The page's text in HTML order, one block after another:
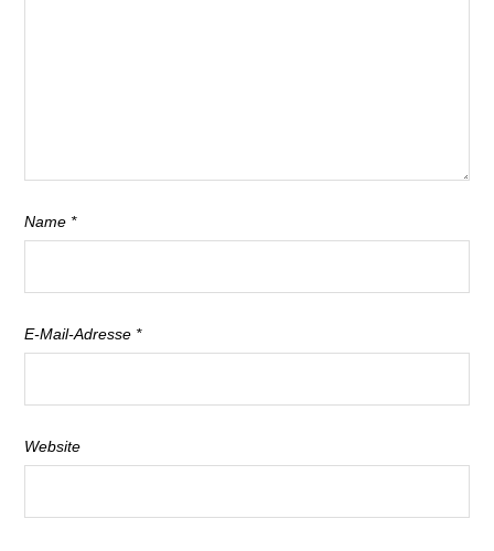
Name *
E-Mail-Adresse *
Website